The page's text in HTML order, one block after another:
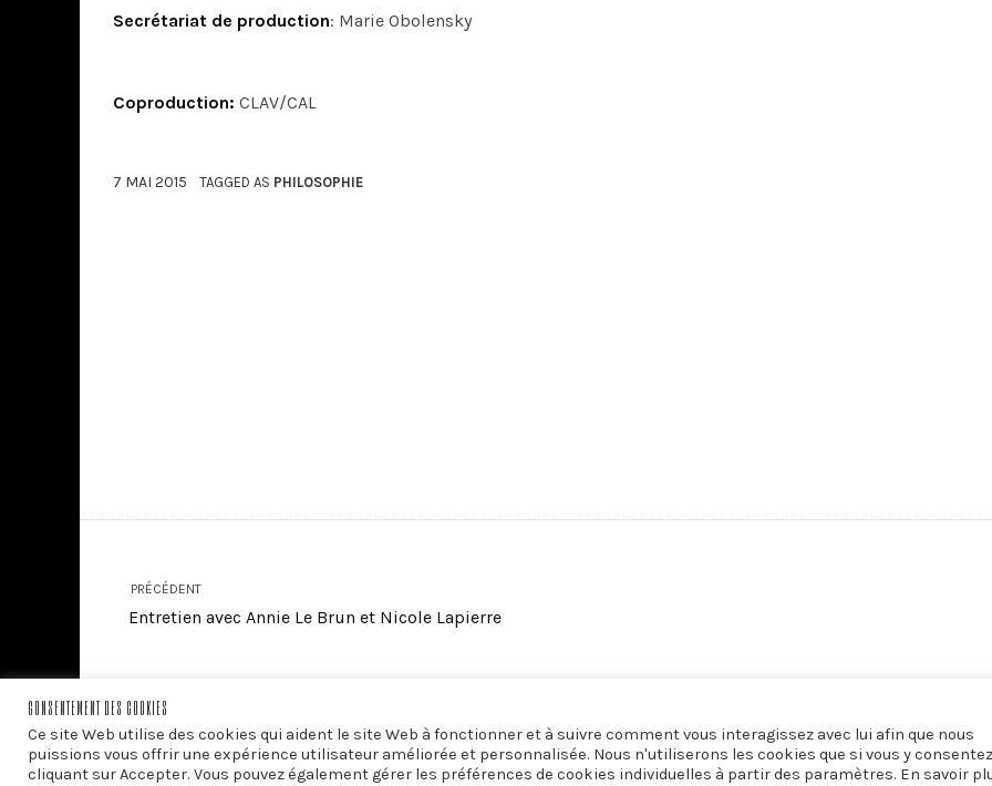
Secrétariat de production: Marie Obolensky
Coproduction: CLAV/CAL
7 MAI 2015 TAGGED AS PHILOSOPHIE
PRÉCÉDENT
Entretien avec Annie Le Brun et Nicole Lapierre
CONSENTEMENT DES COOKIES
Ce site Web utilise des cookies qui aident le site Web à fonctionner et à suivre comment vous interagissez avec lui afin que nous
puissions vous offrir une expérience utilisateur améliorée et personnalisée. Nous n'utiliserons les cookies que si vous y
cliquant sur Accepter. Vous pouvez également gérer les préférences de cookies individuelles à partir des paramètres. En savoir